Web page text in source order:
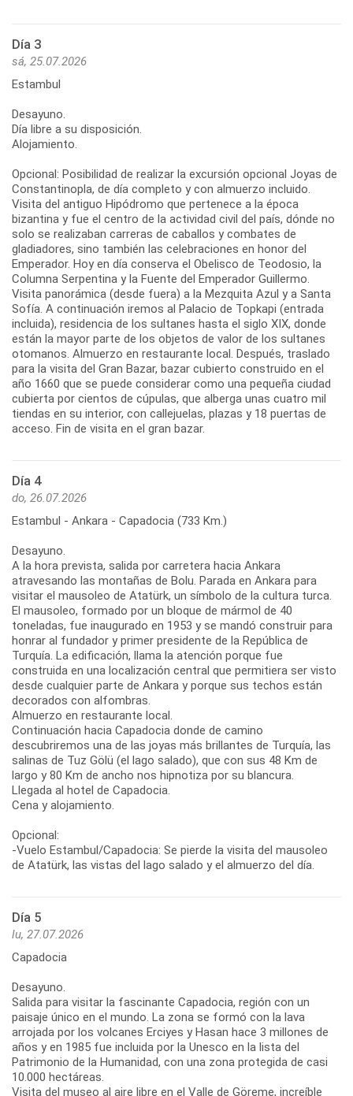
Día 3
sá, 25.07.2026
Estambul
Desayuno.
Día libre a su disposición.
Alojamiento.
Opcional: Posibilidad de realizar la excursión opcional Joyas de
Constantinopla, de día completo y con almuerzo incluido.
Visita del antiguo Hipódromo que pertenece a la época
bizantina y fue el centro de la actividad civil del país, dónde no
solo se realizaban carreras de caballos y combates de
gladiadores, sino también las celebraciones en honor del
Emperador. Hoy en día conserva el Obelisco de Teodosio, la
Columna Serpentina y la Fuente del Emperador Guillermo.
Visita panorámica (desde fuera) a la Mezquita Azul y a Santa
Sofía. A continuación iremos al Palacio de Topkapi (entrada
incluida), residencia de los sultanes hasta el siglo XIX, donde
están la mayor parte de los objetos de valor de los sultanes
otomanos. Almuerzo en restaurante local. Después, traslado
para la visita del Gran Bazar, bazar cubierto construido en el
año 1660 que se puede considerar como una pequeña ciudad
cubierta por cientos de cúpulas, que alberga unas cuatro mil
tiendas en su interior, con callejuelas, plazas y 18 puertas de
acceso. Fin de visita en el gran bazar.
Día 4
do, 26.07.2026
Estambul - Ankara - Capadocia (733 Km.)
Desayuno.
A la hora prevista, salida por carretera hacia Ankara
atravesando las montañas de Bolu. Parada en Ankara para
visitar el mausoleo de Atatürk, un símbolo de la cultura turca.
El mausoleo, formado por un bloque de mármol de 40
toneladas, fue inaugurado en 1953 y se mandó construir para
honrar al fundador y primer presidente de la República de
Turquía. La edificación, llama la atención porque fue
construida en una localización central que permitiera ser visto
desde cualquier parte de Ankara y porque sus techos están
decorados con alfombras.
Almuerzo en restaurante local.
Continuación hacia Capadocia donde de camino
descubriremos una de las joyas más brillantes de Turquía, las
salinas de Tuz Gölü (el lago salado), que con sus 48 Km de
largo y 80 Km de ancho nos hipnotiza por su blancura.
Llegada al hotel de Capadocia.
Cena y alojamiento.
Opcional:
-Vuelo Estambul/Capadocia: Se pierde la visita del mausoleo
de Atatürk, las vistas del lago salado y el almuerzo del día.
Día 5
lu, 27.07.2026
Capadocia
Desayuno.
Salida para visitar la fascinante Capadocia, región con un
paisaje único en el mundo. La zona se formó con la lava
arrojada por los volcanes Erciyes y Hasan hace 3 millones de
años y en 1985 fue incluida por la Unesco en la lista del
Patrimonio de la Humanidad, con una zona protegida de casi
10.000 hectáreas.
Visita del museo al aire libre en el Valle de Göreme, increíble